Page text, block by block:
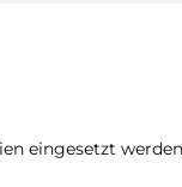
eingesetzt